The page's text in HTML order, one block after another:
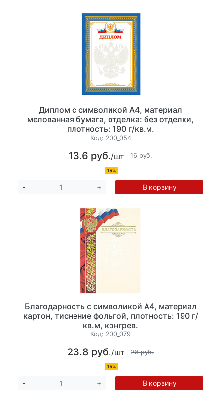
Диплом с символикой А4, материал
мелованная бумага, отделка: без отделки,
плотность: 190 г/кв.м.
Код: 200_054
13.6 руб./шт 16 руб.
15%
- + В корзину
Благодарность с символикой А4, материал
картон, тиснение фольгой, плотность: 190 г/
кв.м, конгрев.
Код: 200_079
23.8 руб./шт 28 руб.
15%
- + В корзину